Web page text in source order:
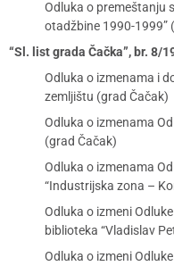
Odluka o premeštanju
otadžbine 1990-1999”
“Sl. list grada Čačka”, br. 8/
Odluka o izmenama i
zemljištu (grad Čačak)
Odluka o izmenama
(grad Čačak)
Odluka o izmenama
“Industrijska zona –
Odluka o izmeni
biblioteka “Vladislav
Odluka o izmeni